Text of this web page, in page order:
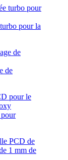
pour la
de